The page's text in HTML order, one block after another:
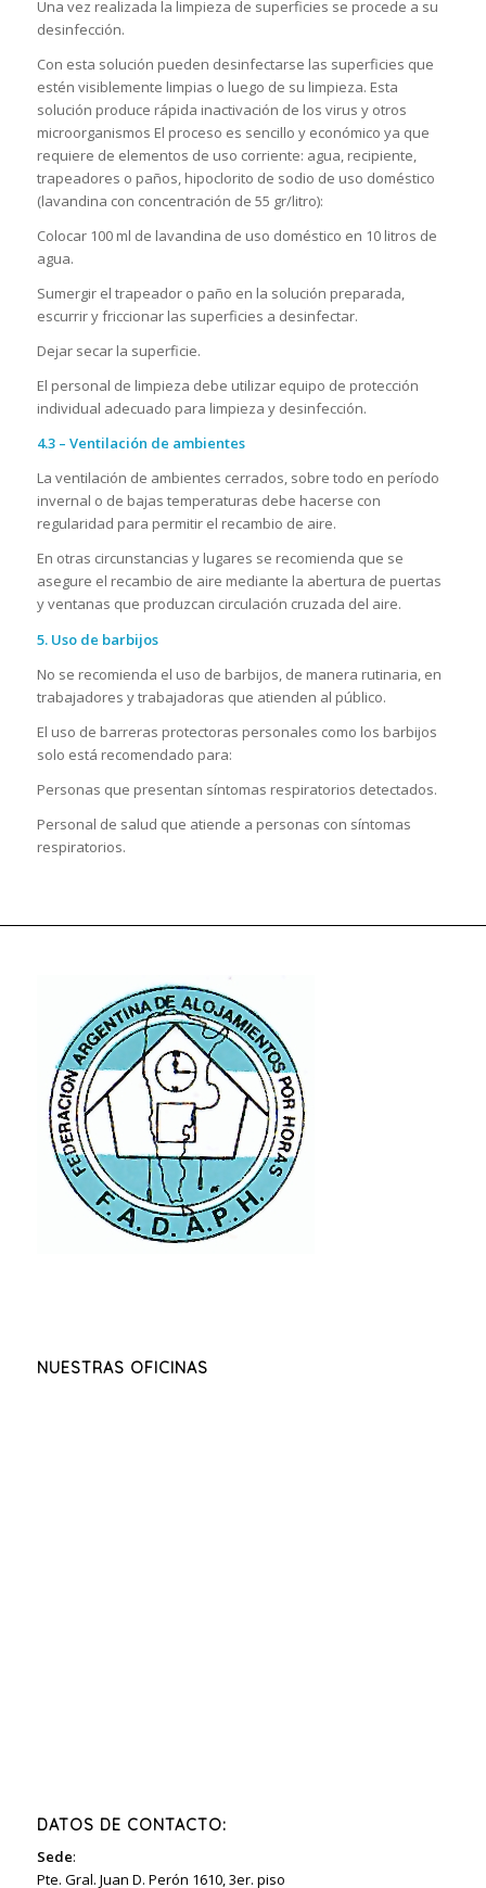
Una vez realizada la limpieza de superficies se procede a su
desinfección.
Con esta solución pueden desinfectarse las superficies que
estén visiblemente limpias o luego de su limpieza. Esta
solución produce rápida inactivación de los virus y otros
microorganismos El proceso es sencillo y económico ya que
requiere de elementos de uso corriente: agua, recipiente,
trapeadores o paños, hipoclorito de sodio de uso doméstico
(lavandina con concentración de 55 gr/litro):
Colocar 100 ml de lavandina de uso doméstico en 10 litros de
agua.
Sumergir el trapeador o paño en la solución preparada,
escurrir y friccionar las superficies a desinfectar.
Dejar secar la superficie.
El personal de limpieza debe utilizar equipo de protección
individual adecuado para limpieza y desinfección.
4.3 – Ventilación de ambientes
La ventilación de ambientes cerrados, sobre todo en período
invernal o de bajas temperaturas debe hacerse con
regularidad para permitir el recambio de aire.
En otras circunstancias y lugares se recomienda que se
asegure el recambio de aire mediante la abertura de puertas
y ventanas que produzcan circulación cruzada del aire.
5. Uso de barbijos
No se recomienda el uso de barbijos, de manera rutinaria, en
trabajadores y trabajadoras que atienden al público.
El uso de barreras protectoras personales como los barbijos
solo está recomendado para:
Personas que presentan síntomas respiratorios detectados.
Personal de salud que atiende a personas con síntomas
respiratorios.
NUESTRAS OFICINAS
DATOS DE CONTACTO:
Sede:
Pte. Gral. Juan D. Perón 1610, 3er. piso